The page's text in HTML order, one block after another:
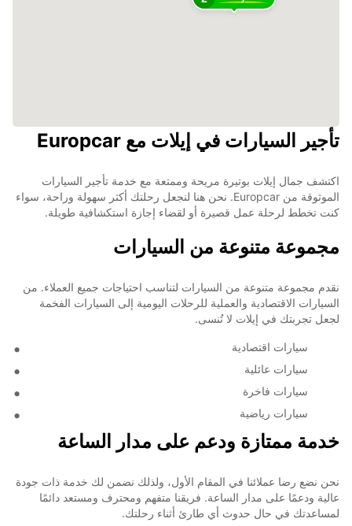
تأجير السيارات في إيلات مع Europcar
اكتشف جمال إيلات بوتيرة مريحة وممتعة مع خدمة تأجير السيارات
الموثوقة من Europcar. نحن هنا لنجعل رحلتك أكثر سهولة وراحة، سواء
كنت تخطط لرحلة عمل قصيرة أو لقضاء إجازة استكشافية طويلة.
مجموعة متنوعة من السيارات
نقدم مجموعة متنوعة من السيارات لتناسب احتياجات جميع العملاء. من
السيارات الاقتصادية والعملية للرحلات اليومية إلى السيارات الفخمة
لجعل تجربتك في إيلات لا تُنسى.
سيارات اقتصادية
سيارات عائلية
سيارات فاخرة
سيارات رياضية
خدمة ممتازة ودعم على مدار الساعة
نحن نضع رضا عملائنا في المقام الأول، ولذلك نضمن لك خدمة ذات جودة
عالية ودعمًا على مدار الساعة. فريقنا متفهم ومحترف ومستعد دائمًا
لمساعدتك في حال حدوث أي طارئ أثناء رحلتك.